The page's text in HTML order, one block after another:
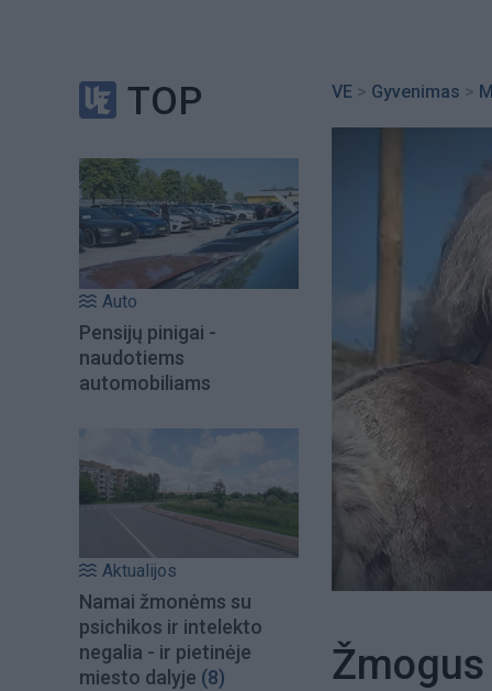
TOP
Auto
Pensijų pinigai -
naudotiems
automobiliams
Aktualijos
Namai žmonėms su
psichikos ir intelekto
negalia - ir pietinėje
miesto dalyje (8)
VE > Gyvenimas >